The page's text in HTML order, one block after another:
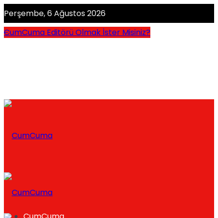
Perşembe, 6 Ağustos 2026
CumCuma Editörü Olmak İster Misiniz?